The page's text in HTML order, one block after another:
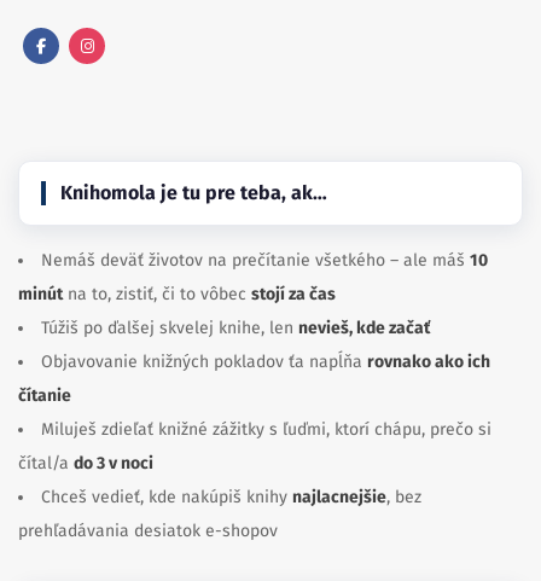
Knihomola je tu pre teba, ak…
Nemáš deväť životov na prečítanie všetkého – ale máš 10
minútna to, zistiť, či to vôbec stojí za čas
Túžiš po ďalšej skvelej knihe, len nevieš, kde začať
Objavovanie knižných pokladov ťa napĺňa rovnako ako ich
čítanie
Miluješ zdieľať knižné zážitky s ľuďmi, ktorí chápu, prečo si
čítal/a do 3 v noci
Chceš vedieť, kde nakúpiš knihy najlacnejšie, bez
prehľadávania desiatok e-shopov